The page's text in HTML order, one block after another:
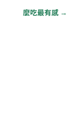
麼吃最有感→